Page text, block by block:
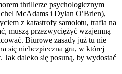
thrillerze psychologicznym
McAdams i Dylan O’Brien),
z katastrofy samolotu, trafia na
muszą przezwyciężyć wzajemną
Biurowe zasady już tu nie
się niebezpieczna gra, w której
Jak daleko się posuną, by wydostać